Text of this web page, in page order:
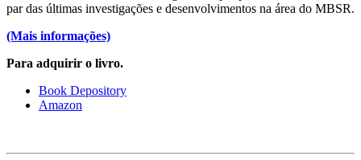
par das últimas investigações e desenvolvimentos na área do MBSR.
(Mais informações)
Para adquirir o livro.
Book Depository
Amazon